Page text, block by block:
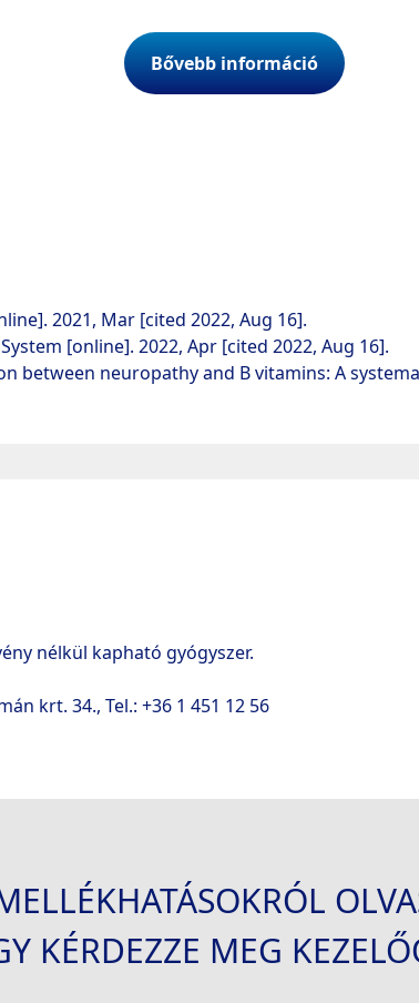
Bővebb információ
2021, Mar [cited 2022, Aug 16].
[online]. 2022, Apr [cited 2022, Aug 16].
between neuropathy and B vitamins: A
nélkül kapható gyógyszer.
krt. 34., Tel.: +36 1 451 12 56
KÉRDEZZE MEG